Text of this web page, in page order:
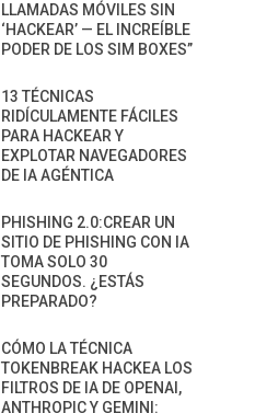
LLAMADAS MÓVILES SIN
‘HACKEAR’ — EL INCREÍBLE
PODER DE LOS SIM BOXES”
13 TÉCNICAS
RIDÍCULAMENTE FÁCILES
PARA HACKEAR Y
EXPLOTAR NAVEGADORES
DE IA AGÉNTICA
PHISHING 2.0:CREAR UN
SITIO DE PHISHING CON IA
TOMA SOLO 30
SEGUNDOS. ¿ESTÁS
PREPARADO?
CÓMO LA TÉCNICA
TOKENBREAK HACKEA LOS
FILTROS DE IA DE OPENAI,
ANTHROPIC Y GEMINI: